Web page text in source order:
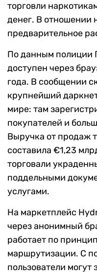
торговли
денег. В отношении
предварительное
По данным полиции
доступен через
года. В сообщении
крупнейший
мире: там
покупателей и
Выручка от продаж
составила €1,23
торговали
поддельными
услугами.
На маркетплейс
через анонимный
работает по
маршрутизации. С
пользователи могут